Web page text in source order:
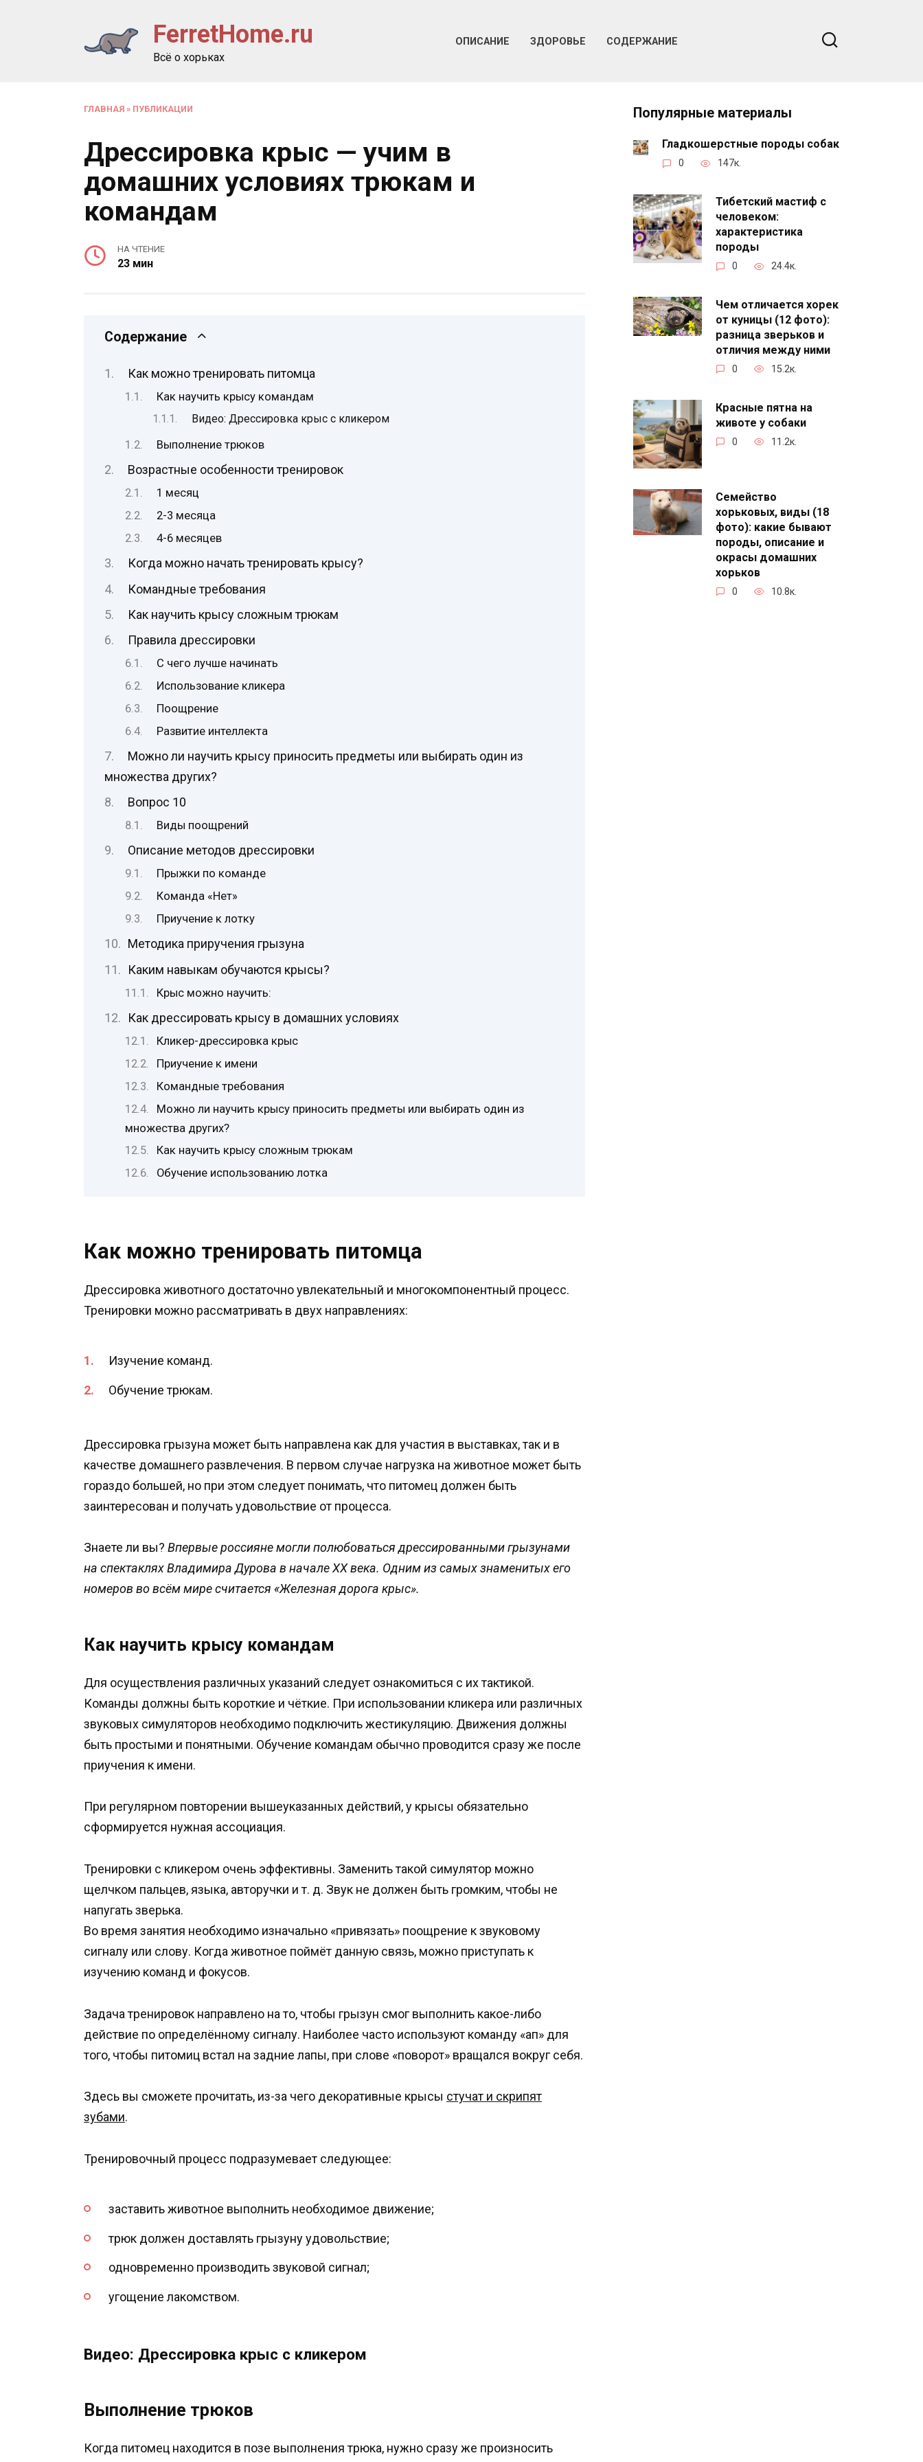
FerretHome.ru
Всё о хорьках
ОПИСАНИЕ ЗДОРОВЬЕ СОДЕРЖАНИЕ
ГЛАВНАЯ » ПУБЛИКАЦИИ
Дрессировка крыс — учим в
домашних условиях трюкам и
командам
НА ЧТЕНИЕ
23 мин
Содержание
Как можно тренировать питомца
Как научить крысу командам
Видео: Дрессировка крыс с кликером
Выполнение трюков
Возрастные особенности тренировок
1 месяц
2-3 месяца
4-6 месяцев
Когда можно начать тренировать крысу?
Командные требования
Как научить крысу сложным трюкам
Правила дрессировки
С чего лучше начинать
Использование кликера
Поощрение
Развитие интеллекта
Можно ли научить крысу приносить предметы или выбирать один из
множества других?
Вопрос 10
Виды поощрений
Описание методов дрессировки
Прыжки по команде
Команда «Нет»
Приучение к лотку
Методика приручения грызуна
Каким навыкам обучаются крысы?
Крыс можно научить:
Как дрессировать крысу в домашних условиях
Кликер-дрессировка крыс
Приучение к имени
Командные требования
Можно ли научить крысу приносить предметы или выбирать один из
множества других?
Как научить крысу сложным трюкам
Обучение использованию лотка
Как можно тренировать питомца
Дрессировка животного достаточно увлекательный и многокомпонентный процесс.
Тренировки можно рассматривать в двух направлениях:
Изучение команд.
Обучение трюкам.
Дрессировка грызуна может быть направлена как для участия в выставках, так и в
качестве домашнего развлечения. В первом случае нагрузка на животное может быть
гораздо большей, но при этом следует понимать, что питомец должен быть
заинтересован и получать удовольствие от процесса.
Знаете ли вы? Впервые россияне могли полюбоваться дрессированными грызунами
на спектаклях Владимира Дурова в начале XX века. Одним из самых знаменитых его
номеров во всём мире считается «Железная дорога крыс».
Как научить крысу командам
Для осуществления различных указаний следует ознакомиться с их тактикой.
Команды должны быть короткие и чёткие. При использовании кликера или различных
звуковых симуляторов необходимо подключить жестикуляцию. Движения должны
быть простыми и понятными. Обучение командам обычно проводится сразу же после
приучения к имени.
При регулярном повторении вышеуказанных действий, у крысы обязательно
сформируется нужная ассоциация.
Тренировки с кликером очень эффективны. Заменить такой симулятор можно
щелчком пальцев, языка, авторучки и т. д. Звук не должен быть громким, чтобы не
напугать зверька.
Во время занятия необходимо изначально «привязать» поощрение к звуковому
сигналу или слову. Когда животное поймёт данную связь, можно приступать к
изучению команд и фокусов.
Задача тренировок направлено на то, чтобы грызун смог выполнить какое-либо
действие по определённому сигналу. Наиболее часто используют команду «ап» для
того, чтобы питомиц встал на задние лапы, при слове «поворот» вращался вокруг себя.
Здесь вы сможете прочитать, из-за чего декоративные крысы стучат и скрипят
зубами.
Тренировочный процесс подразумевает следующее:
заставить животное выполнить необходимое движение;
трюк должен доставлять грызуну удовольствие;
одновременно производить звуковой сигнал;
угощение лакомством.
Видео: Дрессировка крыс с кликером
Выполнение трюков
Когда питомец находится в позе выполнения трюка, нужно сразу же произносить
Популярные материалы
Гладкошерстные породы собак
0 147к.
Тибетский мастиф с
человеком:
характеристика
породы
0 24.4к.
Чем отличается хорек
от куницы (12 фото):
разница зверьков и
отличия между ними
0 15.2к.
Красные пятна на
животе у собаки
0 11.2к.
Семейство
хорьковых, виды (18
фото): какие бывают
породы, описание и
окрасы домашних
хорьков
0 10.8к.